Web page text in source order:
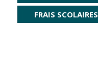
FRAIS SCOLAIRES